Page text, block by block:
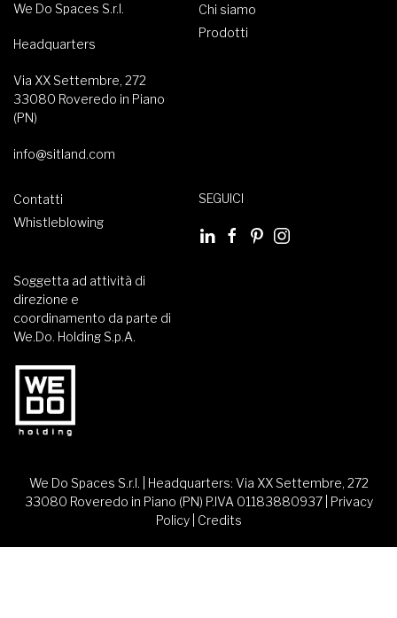
We Do Spaces S.r.l.
Headquarters
Via XX Settembre, 272
33080 Roveredo in Piano
(PN)
info@sitland.com
Chi siamo
Prodotti
Contatti
Whistleblowing
SEGUICI
Soggetta ad attività di
direzione e
coordinamento da parte di
We.Do. Holding S.p.A.
We Do Spaces S.r.l. | Headquarters: Via XX Settembre, 272
33080 Roveredo in Piano (PN) P.IVA 01183880937 | Privacy
Policy| Credits